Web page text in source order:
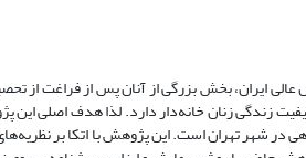
ایران، بخش بزرگی از آنان پس از فراغت از
زندگی زنان خانه‌دار دارد. لذا هدف اصلی این
در شهر تهران است. این پژوهش با اتکا بر